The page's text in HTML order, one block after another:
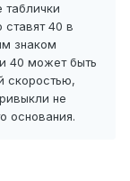
таблички
ставят 40 в
знаком
40 может быть
скоростью,
не
основания.